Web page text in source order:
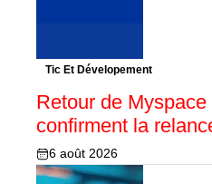
Tic Et Dévelopement
Retour de
confirment la
6 août 2026